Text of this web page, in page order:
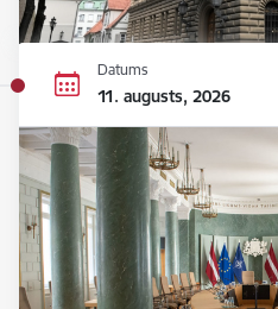
Datums
11. augusts, 2026